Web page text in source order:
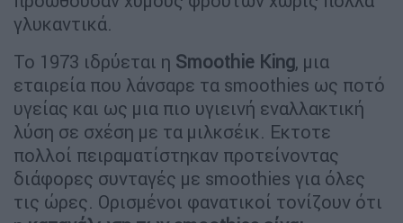
γλυκαντικά.
Το 1973 ιδρύεται η Smoothie King, μια
εταιρεία που λάνσαρε τα smoothies ως ποτό
υγείας και ως μια πιο υγιεινή εναλλακτική
λύση σε σχέση με τα μιλκσέικ. Εκτοτε
πολλοί πειραματίστηκαν προτείνοντας
διάφορες συνταγές με smoothies για όλες
τις ώρες. Ορισμένοι φανατικοί τονίζουν ότι